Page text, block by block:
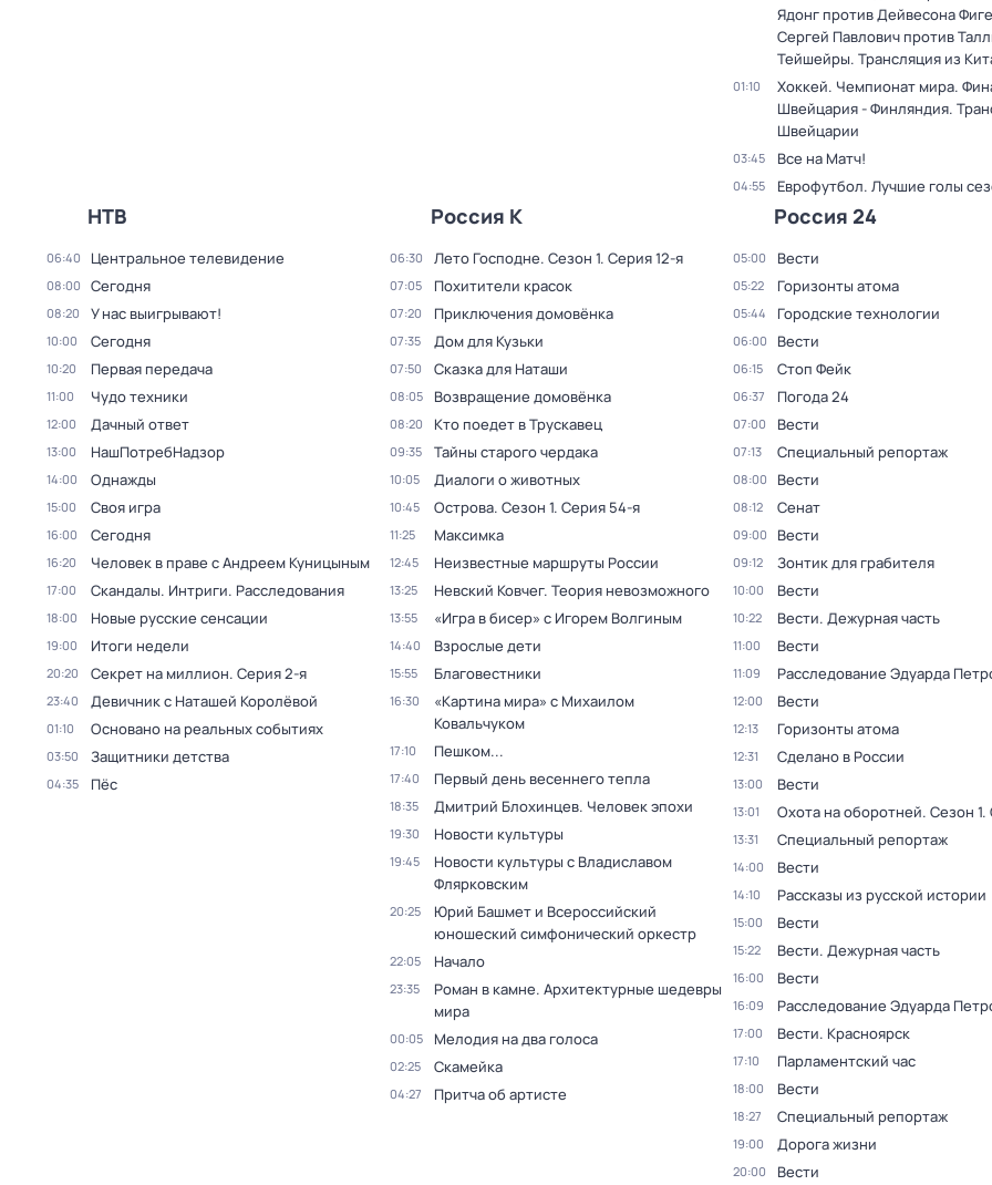
Ядонг против Дейвесона
Сергей Павлович против
Тейшейры. Трансляция из
01:10
Хоккей. Чемпионат мира.
Швейцария - Финляндия.
Швейцарии
03:45 Все на Матч!
04:55 Еврофутбол. Лучшие голы
НТВ
06:40 Центральное телевидение
08:00 Сегодня
08:20 У нас выигрывают!
10:00 Сегодня
10:20 Первая передача
11:00 Чудо техники
12:00 Дачный ответ
13:00 НашПотребНадзор
14:00 Однажды
15:00 Своя игра
16:00 Сегодня
16:20 Человек в праве с Андреем Куницыным
17:00 Скандалы. Интриги. Расследования
18:00 Новые русские сенсации
19:00 Итоги недели
20:20 Секрет на миллион. Серия 2-я
23:40 Девичник с Наташей Королёвой
01:10 Основано на реальных событиях
03:50 Защитники детства
04:35 Пёс
Россия К
06:30 Лето Господне. Сезон 1. Серия 12-я
07:05 Похитители красок
07:20 Приключения домовёнка
07:35 Дом для Кузьки
07:50 Сказка для Наташи
08:05 Возвращение домовёнка
08:20 Кто поедет в Трускавец
09:35 Тайны старого чердака
10:05 Диалоги о животных
10:45 Острова. Сезон 1. Серия 54-я
11:25 Максимка
12:45 Неизвестные маршруты России
13:25 Невский Ковчег. Теория невозможного
13:55 «Игра в бисер» с Игорем Волгиным
14:40 Взрослые дети
15:55 Благовестники
16:30
«Картина мира» с Михаилом
Ковальчуком
17:10 Пешком...
17:40 Первый день весеннего тепла
18:35 Дмитрий Блохинцев. Человек эпохи
19:30 Новости культуры
19:45
Новости культуры с Владиславом
Флярковским
20:25
Юрий Башмет и Всероссийский
юношеский симфонический оркестр
22:05 Начало
23:35
Роман в камне. Архитектурные шедевры
мира
00:05 Мелодия на два голоса
02:25 Скамейка
04:27 Притча об артисте
Россия 24
05:00 Вести
05:22 Горизонты атома
05:44 Городские технологии
06:00 Вести
06:15 Стоп Фейк
06:37 Погода 24
07:00 Вести
07:13 Специальный репортаж
08:00 Вести
08:12 Сенат
09:00 Вести
09:12 Зонтик для грабителя
10:00 Вести
10:22 Вести. Дежурная часть
11:00 Вести
11:09 Расследование Эдуарда
12:00 Вести
12:13 Горизонты атома
12:31 Сделано в России
13:00 Вести
13:01 Охота на оборотней. Сезон 1.
13:31 Специальный репортаж
14:00 Вести
14:10 Рассказы из русской истории
15:00 Вести
15:22 Вести. Дежурная часть
16:00 Вести
16:09 Расследование Эдуарда
17:00 Вести. Красноярск
17:10 Парламентский час
18:00 Вести
18:27 Специальный репортаж
19:00 Дорога жизни
20:00 Вести